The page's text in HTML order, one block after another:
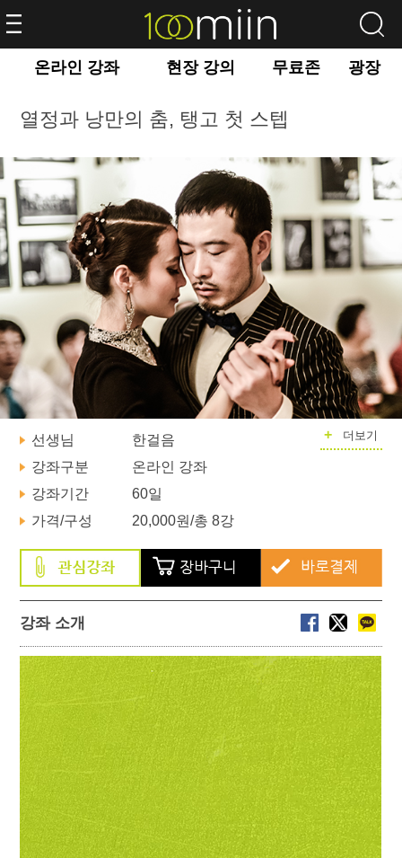
온라인 강좌 현장 강의 무료존 광장
열정과 낭만의 춤, 탱고 첫 스텝
선생님 + 더보기
한걸음
강좌구분
온라인 강좌
강좌기간
60일
가격/구성
20,000원/총 8강
강좌 소개